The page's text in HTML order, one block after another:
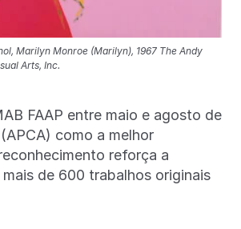
Marilyn Monroe (Marilyn), 1967 The Andy
Arts, Inc.
FAAP entre maio e agosto de
como a melhor
reforça a
de 600 trabalhos originais